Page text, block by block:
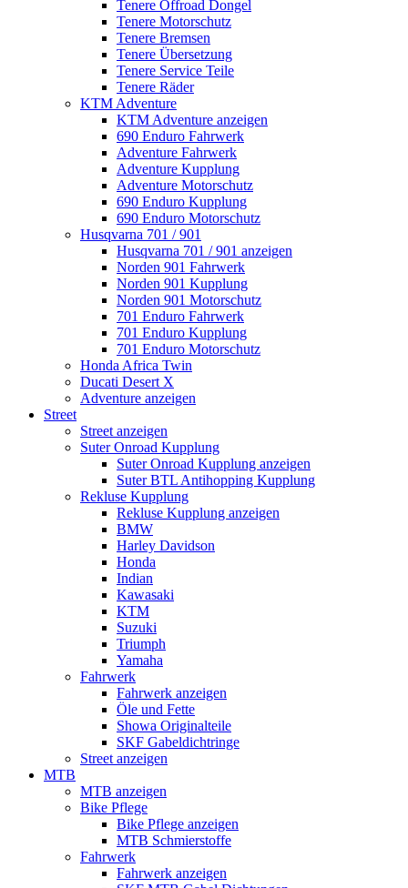
Tenere Offroad Dongel
Tenere Motorschutz
Tenere Bremsen
Tenere Übersetzung
Tenere Service Teile
Tenere Räder
KTM Adventure
KTM Adventure anzeigen
690 Enduro Fahrwerk
Adventure Fahrwerk
Adventure Kupplung
Adventure Motorschutz
690 Enduro Kupplung
690 Enduro Motorschutz
Husqvarna 701 / 901
Husqvarna 701 / 901 anzeigen
Norden 901 Fahrwerk
Norden 901 Kupplung
Norden 901 Motorschutz
701 Enduro Fahrwerk
701 Enduro Kupplung
701 Enduro Motorschutz
Honda Africa Twin
Ducati Desert X
Adventure anzeigen
Street
Street anzeigen
Suter Onroad Kupplung
Suter Onroad Kupplung anzeigen
Suter BTL Antihopping Kupplung
Rekluse Kupplung
Rekluse Kupplung anzeigen
BMW
Harley Davidson
Honda
Indian
Kawasaki
KTM
Suzuki
Triumph
Yamaha
Fahrwerk
Fahrwerk anzeigen
Öle und Fette
Showa Originalteile
SKF Gabeldichtringe
Street anzeigen
MTB
MTB anzeigen
Bike Pflege
Bike Pflege anzeigen
MTB Schmierstoffe
Fahrwerk
Fahrwerk anzeigen